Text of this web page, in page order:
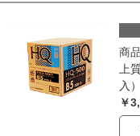
商
上
入）
￥